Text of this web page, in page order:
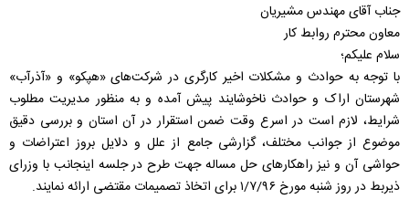
جناب آقای مهندس مشیریان
معاون محترم روابط کار
سلام علیکم؛
با توجه به حوادث و مشکلات اخیر کارگری در شرکت‌های «هپکو» و «آذرآب»
شهرستان اراک و حوادث ناخوشایند پیش آمده و به منظور مدیریت مطلوب
شرایط، لازم است در اسرع وقت ضمن استقرار در آن استان و بررسی دقیق
موضوع از جوانب مختلف، گزارشی جامع از علل و دلایل بروز اعتراضات و
حواشی آن و نیز راهکارهای حل مساله جهت طرح در جلسه اینجانب با وزرای
ذیربط در روز شنبه مورخ ۱/۷/۹۶ برای اتخاذ تصمیمات مقتضی ارائه نمایند.